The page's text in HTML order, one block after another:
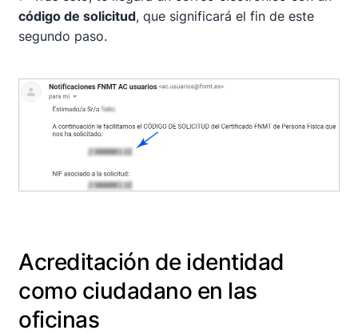
código de solicitud, que significará el fin de este
segundo paso.
Acreditación de identidad
como ciudadano en las
oficinas